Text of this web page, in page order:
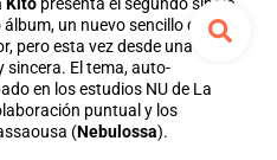
Kitopresenta el segundo single
un nuevo sencillo que
pero esta vez desde una
sincera. El tema, auto-
en los estudios NU de La
puntual y los
( Nebulossa).